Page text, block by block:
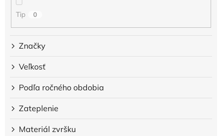
Tip 0
Značky
Veľkosť
Podľa ročného obdobia
Zateplenie
Materiál zvršku